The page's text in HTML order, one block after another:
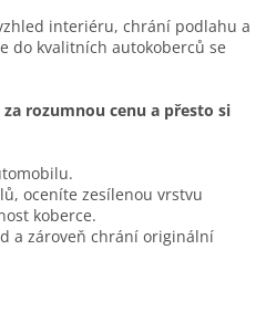
interiéru, chrání podlahu a
do kvalitních autokoberců se
rozumnou cenu a přesto si
oceníte zesílenou vrstvu
koberce.
a zároveň chrání originální